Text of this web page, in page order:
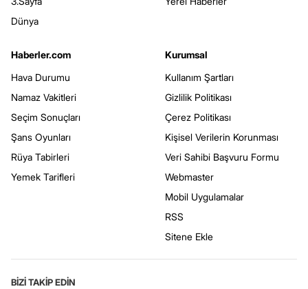
Dünya
Haberler.com
Hava Durumu
Namaz Vakitleri
Seçim Sonuçları
Şans Oyunları
Rüya Tabirleri
Yemek Tarifleri
Kurumsal
Kullanım Şartları
Gizlilik Politikası
Çerez Politikası
Kişisel Verilerin Korunması
Veri Sahibi Başvuru Formu
Webmaster
Mobil Uygulamalar
RSS
Sitene Ekle
BİZİ TAKİP EDİN